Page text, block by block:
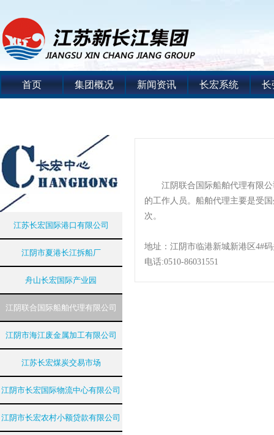
首页 集团概况 新闻资讯 长宏系统 长
江苏长宏国际港口有限公司
江阴市夏港长江拆船厂
舟山长宏国际产业园
江阴联合国际船舶代理有限公司
江阴市海江废金属加工有限公司
江苏长宏煤炭交易市场
江阴市长宏国际物流中心有限公司
江阴市长宏农村小额贷款有限公司
江阴联合国际船舶代理有限公
的工作人员。船舶代理主要是受
次。
地址：江阴市临港新城新港区4#
电话:0510-86031551